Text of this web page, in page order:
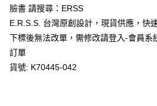
２．訂單成立數日內，您將收到繳費通知簡訊
ATM／網路銀行／等多元方式進行付款，方視
※ 請注意：結帳手續完成當下不需立刻繳費
購買商品的店家。未經商家同意取消之訂單仍
後付繳納相關費用。
※ 交易是否成功請以「AFTEE先享後付 」之
每筆NT$80，滿NT$1,200(含以上)免運費
每筆NT$80，滿NT$1,200(含以上)免運費
付款後萊爾富取貨
臉書 請搜尋：ERSS
E.R.S.S. 台灣原創設計，現貨供應，快
下標後無法改單，需修改請登入-會員系
訂單
貨號: K70445-042